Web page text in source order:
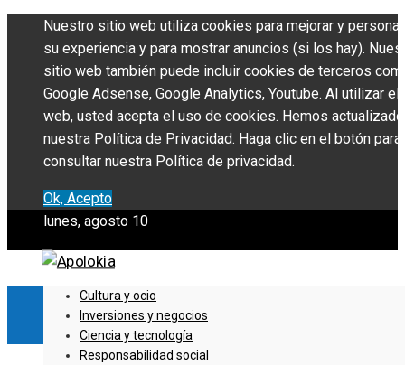
Nuestro sitio web utiliza cookies para mejorar y
su experiencia y para mostrar anuncios (si los hay).
sitio web también puede incluir cookies de terceros
Google Adsense, Google Analytics, Youtube. Al utilizar
web, usted acepta el uso de cookies. Hemos actualizado
nuestra Política de Privacidad. Haga clic en el botón para
consultar nuestra Política de privacidad.
Ok, Acepto
lunes, agosto 10
Cultura y ocio
Inversiones y negocios
Ciencia y tecnología
Responsabilidad social